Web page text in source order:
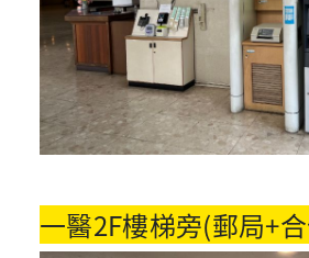
一醫2F樓梯旁(郵局+